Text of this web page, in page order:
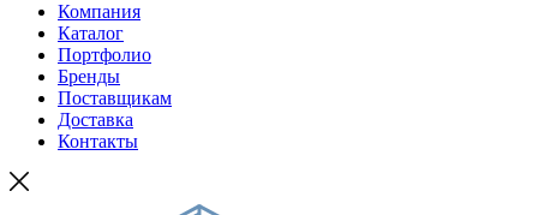
Компания
Каталог
Портфолио
Бренды
Поставщикам
Доставка
Контакты